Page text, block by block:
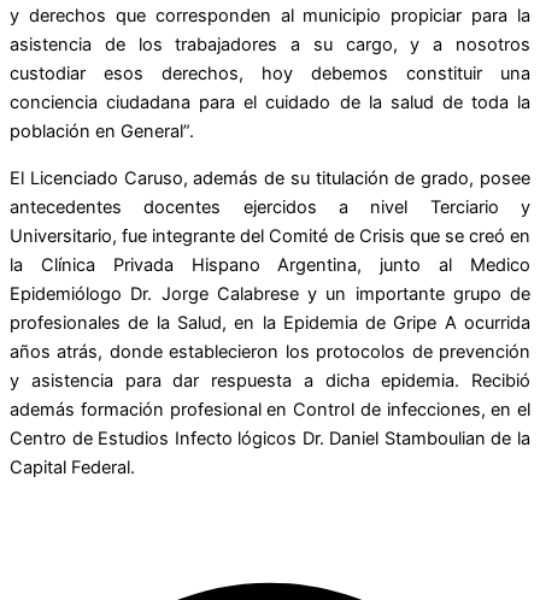
y derechos que corresponden al municipio propiciar para la
asistencia de los trabajadores a su cargo, y a nosotros
custodiar esos derechos, hoy debemos constituir una
conciencia ciudadana para el cuidado de la salud de toda la
población en General”.
El Licenciado Caruso, además de su titulación de grado, posee
antecedentes docentes ejercidos a nivel Terciario y
Universitario, fue integrante del Comité de Crisis que se creó en
la Clínica Privada Hispano Argentina, junto al Medico
Epidemiólogo Dr. Jorge Calabrese y un importante grupo de
profesionales de la Salud, en la Epidemia de Gripe A ocurrida
años atrás, donde establecieron los protocolos de prevención
y asistencia para dar respuesta a dicha epidemia. Recibió
además formación profesional en Control de infecciones, en el
Centro de Estudios Infecto lógicos Dr. Daniel Stamboulian de la
Capital Federal.